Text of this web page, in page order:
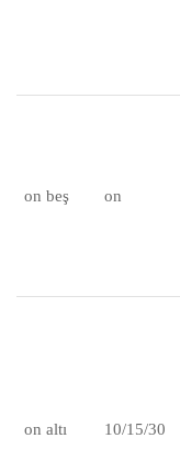
on beş on
on altı 10/15/30